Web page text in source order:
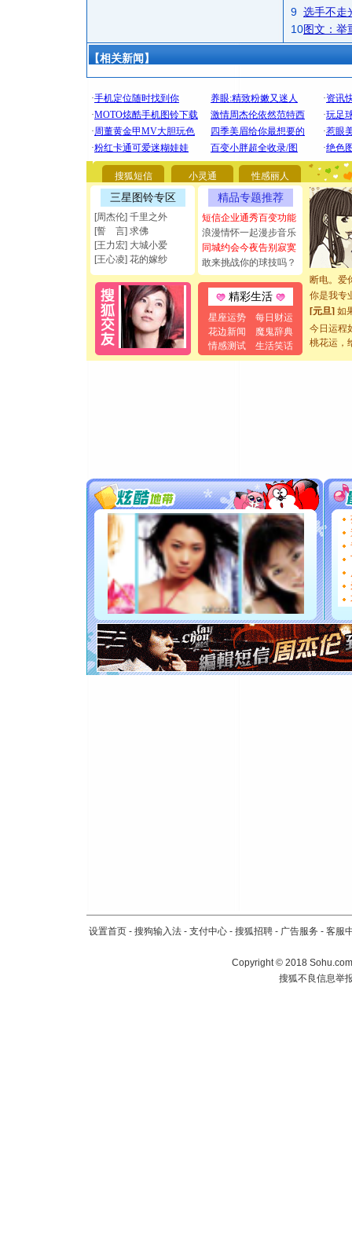
9 选手不走
10图文：举
【相关新闻】
搜狐短信 小灵通 性感丽人
三星图铃专区
[周杰伦] 千里之外
[誓 言] 求佛
[王力宏] 大城小爱
[王心凌] 花的嫁纱
精品专题推荐
短信企业通秀百变功能
浪漫情怀一起漫步音乐
同城约会今夜告别寂寞
敢来挑战你的球技吗？
精彩生活
星座运势
每日财运
花边新闻
魔鬼辞典
情感测试
生活笑话
[圣诞节]
你太多
要平安！
[圣诞节]
能正大光
都要快乐
[圣诞节]
如意,快
[元旦]看
断电。爱
你是我专
[元旦] 如
离。水晶
送你一棵
[圣诞节]
你太多，
要平安
[圣诞节]
能正大
都要快乐
[圣诞节]
如意,快
[元旦]看
断电。爱
你是我专
[元旦]如
今日运程
桃花运，
设置首页 - 搜狗输入法 - 支付中心 - 搜狐招聘 - 广告服务 - 客服
Copyright ©2018
搜狐不良信息举